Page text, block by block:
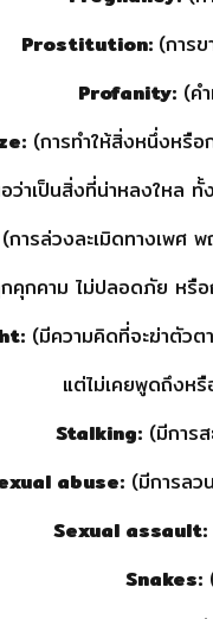
Prostitution: (การ
Profanity: (ค
(การทำให้สิ่งหนึ่งหรือ
ว่าเป็นสิ่งที่น่าหลงใหล
(การล่วงละเมิดทางเพศ
กคุกคาม ไม่ปลอดภัย ห
(มีความคิดที่จะฆ่าตัวต
แต่ไม่เคยพูดถึงหรื
Stalking:(มีการส
abuse:(มีการลว
Sexual assault:
Snakes: